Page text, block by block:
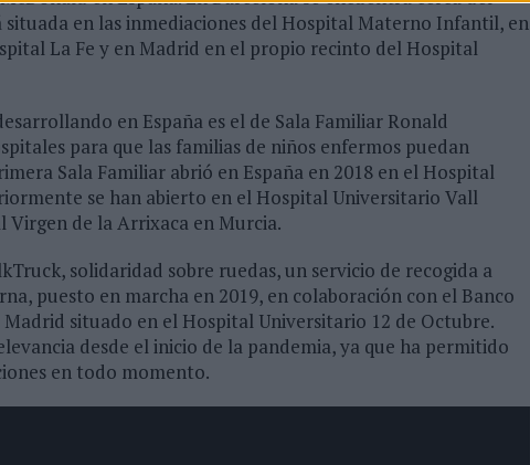
situada en las inmediaciones del Hospital Materno Infantil, en
La Fe y en Madrid en el propio recinto del Hospital
en España es el de Sala Familiar Ronald
para que las familias de niños enfermos puedan
Sala Familiar abrió en España en 2018 en el Hospital
se han abierto en el Hospital Universitario Vall
Virgen de la Arrixaca en Murcia.
solidaridad sobre ruedas, un servicio de recogida a
puesto en marcha en 2019, en colaboración con el Banco
situado en el Hospital Universitario 12 de Octubre.
desde el inicio de la pandemia, ya que ha permitido
en todo momento.